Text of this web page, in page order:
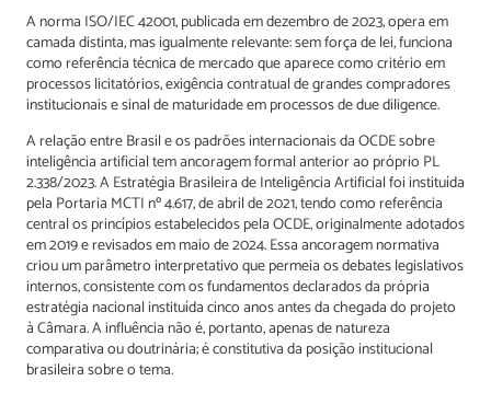
A norma ISO/IEC 42001, publicada em dezembro de 2023, opera em
camada distinta, mas igualmente relevante: sem força de lei, funciona
como referência técnica de mercado que aparece como critério em
processos licitatórios, exigência contratual de grandes compradores
institucionais e sinal de maturidade em processos de due diligence.
A relação entre Brasil e os padrões internacionais da OCDE sobre
inteligência artificial tem ancoragem formal anterior ao próprio PL
2.338/2023. A Estratégia Brasileira de Inteligência Artificial foi instituída
pela Portaria MCTI nº 4.617, de abril de 2021, tendo como referência
central os princípios estabelecidos pela OCDE, originalmente adotados
em 2019 e revisados em maio de 2024. Essa ancoragem normativa
criou um parâmetro interpretativo que permeia os debates legislativos
internos, consistente com os fundamentos declarados da própria
estratégia nacional instituída cinco anos antes da chegada do projeto
à Câmara. A influência não é, portanto, apenas de natureza
comparativa ou doutrinária; é constitutiva da posição institucional
brasileira sobre o tema.